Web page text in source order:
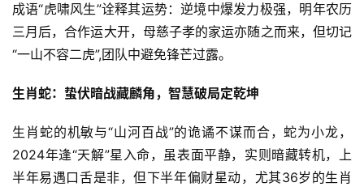
成语“虎啸风生”诠释其运势：逆境中爆发力极强，明年农历
三月后，合作运大开，母慈子孝的家运亦随之而来，但切记
“一山不容二虎”,团队中避免锋芒过露。
生肖蛇：蛰伏暗战藏麟角，智慧破局定乾坤
生肖蛇的机敏与“山河百战”的诡谲不谋而合，蛇为小龙，
2024年逢“天解”星入命，虽表面平静，实则暗藏转机，上
半年易遇口舌是非，但下半年偏财星动，尤其36岁的生肖